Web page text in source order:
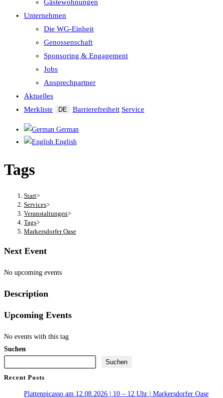
Gästewohnungen
Unternehmen
Die WG-Einheit
Genossenschaft
Sponsoring & Engagement
Jobs
Ansprechpartner
Aktuelles
Merkliste
DE Barrierefreiheit Service
German
English
Tags
Start>
Services>
Veranstaltungen>
Tags>
Markersdorfer Oase
Next Event
No upcoming events
Description
Upcoming Events
No events with this tag
Suchen
Suchen
Recent Posts
Plattenpicasso am 12.08.2026 | 10 – 12 Uhr | Markersdorfer Oase